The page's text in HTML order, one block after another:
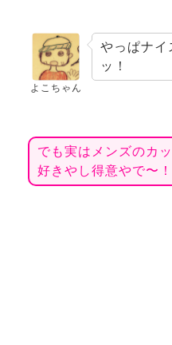
よこちゃん
やっぱナイ
ッ！
でも実はメンズのカ
好きやし得意やで〜！